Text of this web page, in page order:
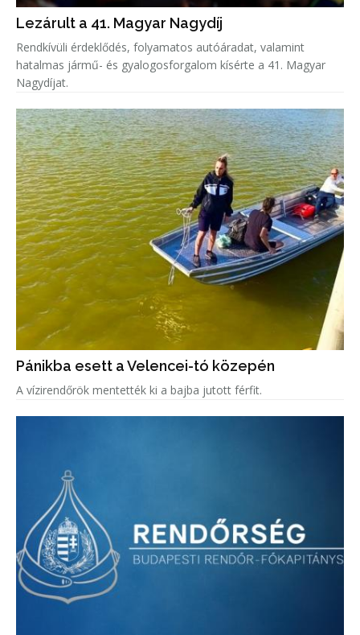
Lezárult a 41. Magyar Nagydíj
Rendkívüli érdeklődés, folyamatos autóáradat, valamint
hatalmas jármű- és gyalogosforgalom kísérte a 41. Magyar
Nagydíjat.
Pánikba esett a Velencei-tó közepén
A vízirendőrök mentették ki a bajba jutott férfit.